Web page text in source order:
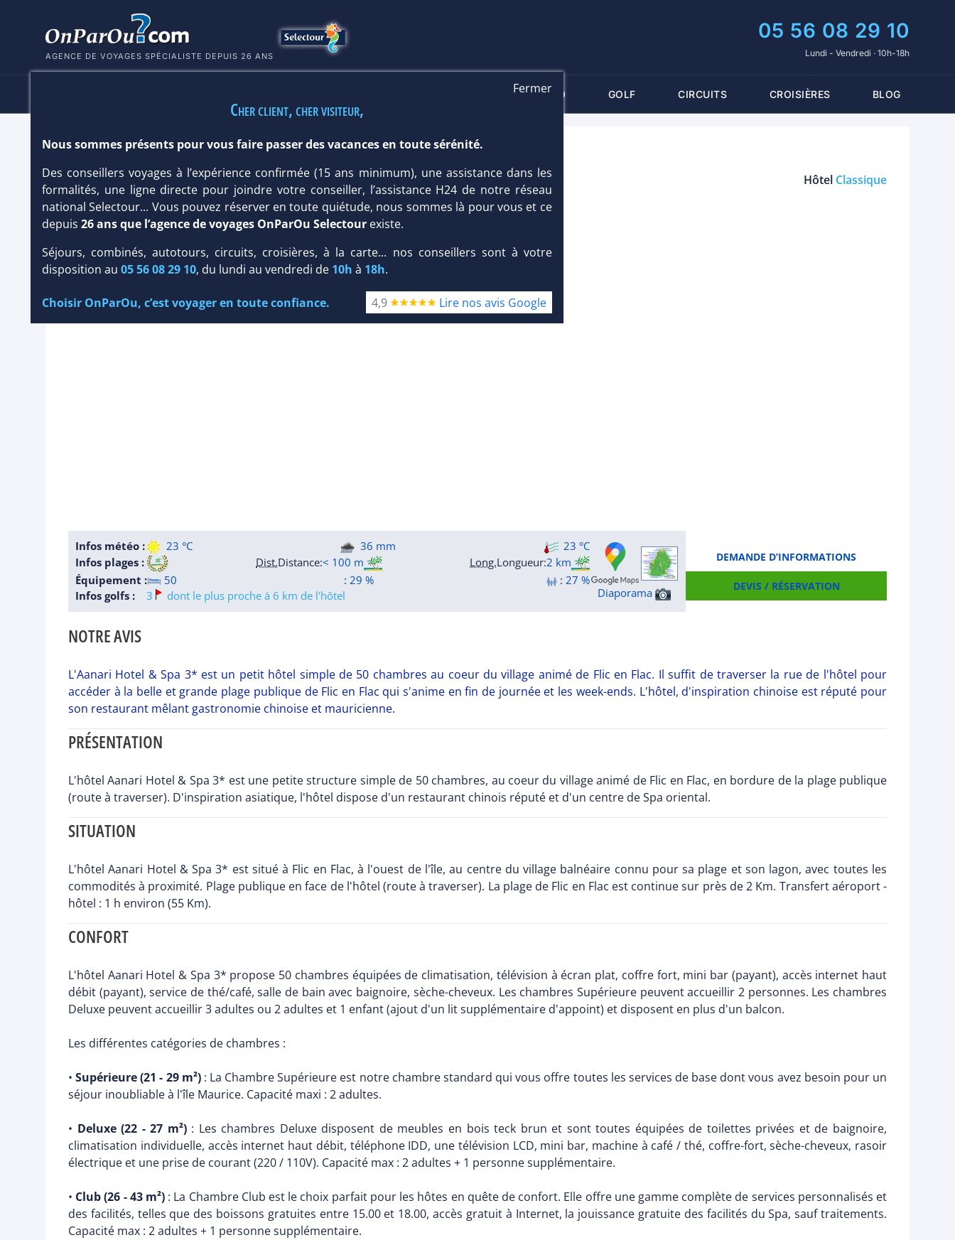
AGENCE DE VOYAGES SPÉCIALISTE DEPUIS 26 ANS
05 56 08 29 10
Lundi - Vendredi · 10h-18h
THALASSO GOLF CIRCUITS CROISIÈRES BLOG
AANARI HOTEL & SPA 3*
Ile Maurice/Flic en Flac Wolmar côte ouest Hôtel Classique
DEMANDE D’INFORMATIONS
DEVIS / RÉSERVATION
Infos météo : 23 °C 36 mm
23 °C
Infos plages :
Dist.Distance:< 100 m Long.Longueur:2 km
Équipement :
50 :29 % :27 %
Infos golfs :
3 dont le plus proche à 6 km de l'hôtel Diaporama
NOTRE AVIS
L'Aanari Hotel & Spa 3* est un petit hôtel simple de 50 chambres au coeur du village animé de Flic en Flac. Il suffit de traverser la rue de l'hôtel pour
accéder à la belle et grande plage publique de Flic en Flac qui s'anime en fin de journée et les week-ends. L'hôtel, d'inspiration chinoise est réputé pour
son restaurant mêlant gastronomie chinoise et mauricienne.
PRÉSENTATION
L'hôtel Aanari Hotel & Spa 3* est une petite structure simple de 50 chambres, au coeur du village animé de Flic en Flac, en bordure de la plage publique
(route à traverser). D'inspiration asiatique, l'hôtel dispose d'un restaurant chinois réputé et d'un centre de Spa oriental.
SITUATION
L'hôtel Aanari Hotel & Spa 3* est situé à Flic en Flac, à l'ouest de l'île, au centre du village balnéaire connu pour sa plage et son lagon, avec toutes les
commodités à proximité. Plage publique en face de l'hôtel (route à traverser). La plage de Flic en Flac est continue sur près de 2 Km. Transfert aéroport -
hôtel : 1 h environ (55 Km).
CONFORT
L'hôtel Aanari Hotel & Spa 3* propose 50 chambres équipées de climatisation, télévision à écran plat, coffre fort, mini bar (payant), accès internet haut
débit (payant), service de thé/café, salle de bain avec baignoire, sèche-cheveux. Les chambres Supérieure peuvent accueillir 2 personnes. Les chambres
Deluxe peuvent accueillir 3 adultes ou 2 adultes et 1 enfant (ajout d'un lit supplémentaire d'appoint) et disposent en plus d'un balcon.
Les différentes catégories de chambres :
•Supérieure (21 - 29 m²): La Chambre Supérieure est notre chambre standard qui vous offre toutes les services de base dont vous avez besoin pour un
séjour inoubliable à l'île Maurice. Capacité maxi : 2 adultes.
• Deluxe (22 - 27 m²): Les chambres Deluxe disposent de meubles en bois teck brun et sont toutes équipées de toilettes privées et de baignoire,
climatisation individuelle, accès internet haut débit, téléphone IDD, une télévision LCD, mini bar, machine à café / thé, coffre-fort, sèche-cheveux, rasoir
électrique et une prise de courant (220 / 110V). Capacité max : 2 adultes + 1 personne supplémentaire.
• Club (26 - 43 m²) : La Chambre Club est le choix parfait pour les hôtes en quête de confort. Elle offre une gamme complète de services personnalisés et
des facilités, telles que des boissons gratuites entre 15.00 et 18.00, accès gratuit à Internet, la jouissance gratuite des facilités du Spa, sauf traitements.
Capacité max : 2 adultes + 1 personne supplémentaire.
Fermer
Cher client, cher visiteur,
Nous sommes présents pour vous faire passer des vacances en toute sérénité.
Des conseillers voyages à l’expérience confirmée (15 ans minimum), une assistance dans les
formalités, une ligne directe pour joindre votre conseiller, l’assistance H24 de notre réseau
national Selectour... Vous pouvez réserver en toute quiétude, nous sommes là pour vous et ce
depuis 26 ans que l’agence de voyages OnParOu Selectourexiste.
Séjours, combinés, autotours, circuits, croisières, à la carte... nos conseillers sont à votre
disposition au 05 56 08 29 10, du lundi au vendredi de 10h à 18h.
Choisir OnParOu, c’est voyager en toute confiance. 4,9 Lire nos avis Google